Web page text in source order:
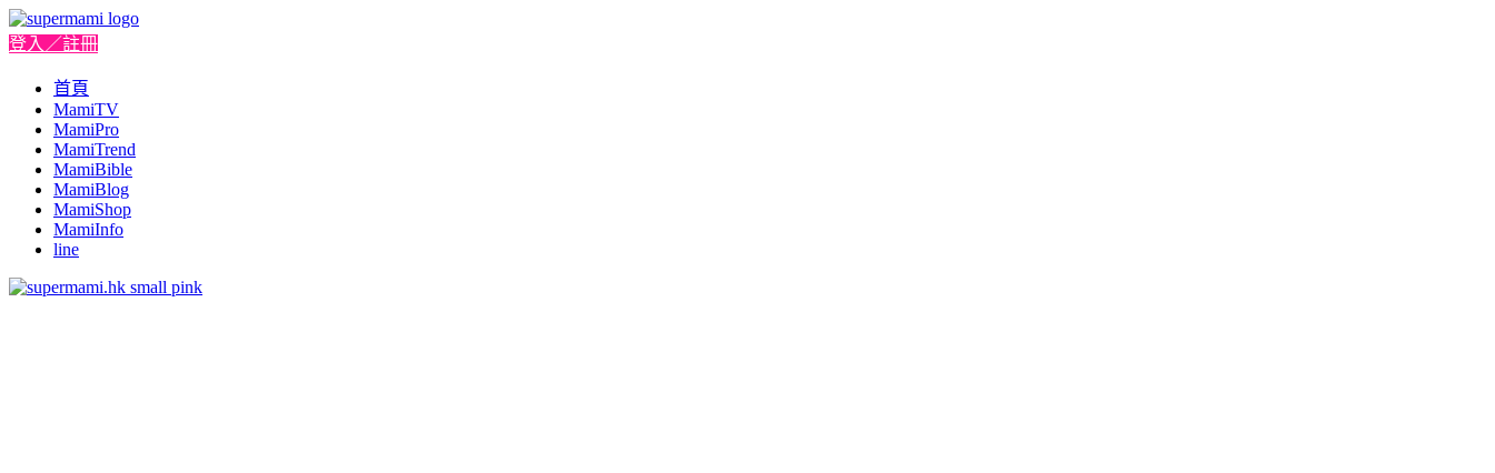
登入／註冊
首頁
MamiTV
MamiPro
MamiTrend
MamiBible
MamiBlog
MamiShop
MamiInfo
line